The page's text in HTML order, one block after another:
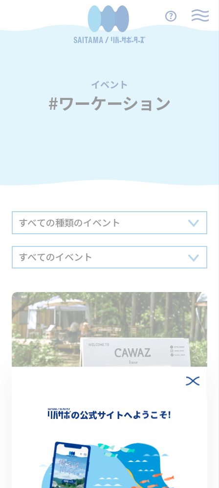
イベント
/
#ワーケーション
2022.01.26（水）
も川ーケーション
企業マッチング
の公式サイトへようこそ!